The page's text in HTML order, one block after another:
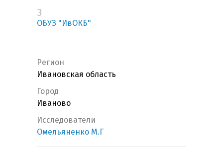
3
ОБУЗ "ИвОКБ"
Регион
Ивановская область
Город
Иваново
Исследователи
Омельяненко М.Г